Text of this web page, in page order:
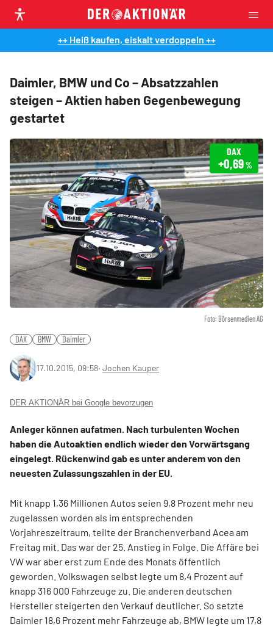
++ Heiß kaufen, eiskalt verdoppeln ++
Daimler, BMW und Co – Absatzzahlen
steigen – Aktien haben Gegenbewegung
gestartet
Foto: Börsenmedien AG
DAX
+0,69%
DAX BMW Daimler
17.10.2015, 09:58‧ Jochen Kauper
DER AKTIONÄR bei Google bevorzugen
Anleger können aufatmen. Nach turbulenten Wochen
haben die Autoaktien endlich wieder den Vorwärtsgang
eingelegt. Rückenwind gab es unter anderem von den
neuesten Zulassungszahlen in der EU.
Mit knapp 1,36 Millionen Autos seien 9,8 Prozent mehr neu
zugelassen worden als im entsprechenden
Vorjahreszeitraum, teilte der Branchenverband Acea am
Freitag mit. Das war der 25. Anstieg in Folge. Die Affäre bei
VW war aber erst zum Ende des Monats öffentlich
geworden. Volkswagen selbst legte um 8,4 Prozent auf
knapp 316 000 Fahrzeuge zu. Die anderen deutschen
Hersteller steigerten den Verkauf deutlicher. So setzte
Daimler 18,6 Prozent mehr Fahrzeuge ab, BMW legte um 17,8